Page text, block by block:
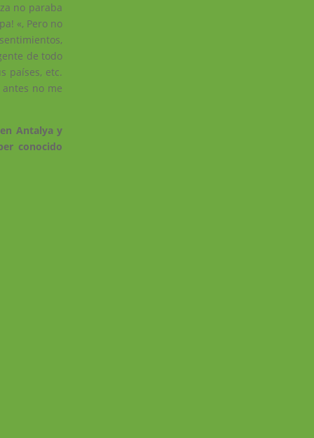
no paraba
«, Pero no
de todo
países, etc.
no me
Antalya y
conocido